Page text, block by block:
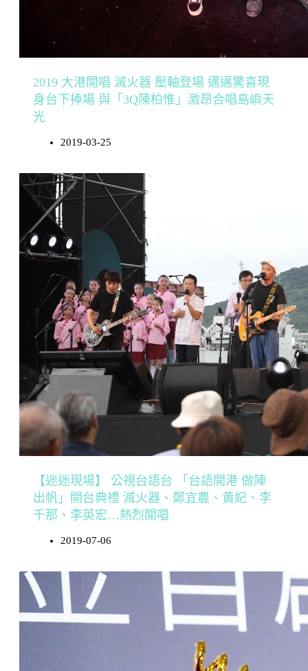
2019 大港開唱 滅火器 壓軸登場 邁邁驚喜現
身台下捧場 與「3Q陳柏惟」激昂合唱島嶼天
光
2019-03-25
【迷迷現場】 公視台語台 「台語開港 做陣
出帆」開台典禮 滅火器、鄭宜農、黃妃、李
千那、李英宏…熱烈開唱
2019-07-06